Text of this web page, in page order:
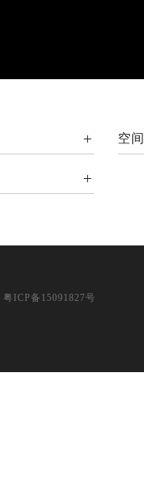
空
粤ICP备15091827号